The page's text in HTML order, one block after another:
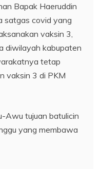
Bapak Haeruddin
satgas covid yang
vaksin 3,
diwilayah kabupaten
tetap
vaksin 3 di PKM
Awu tujuan batulicin
yang membawa